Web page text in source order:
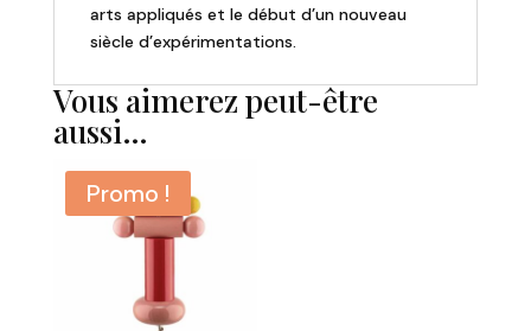
arts appliqués et le début d’un nouveau
siècle d’expérimentations.
Vous aimerez peut-être
aussi…
Promo !